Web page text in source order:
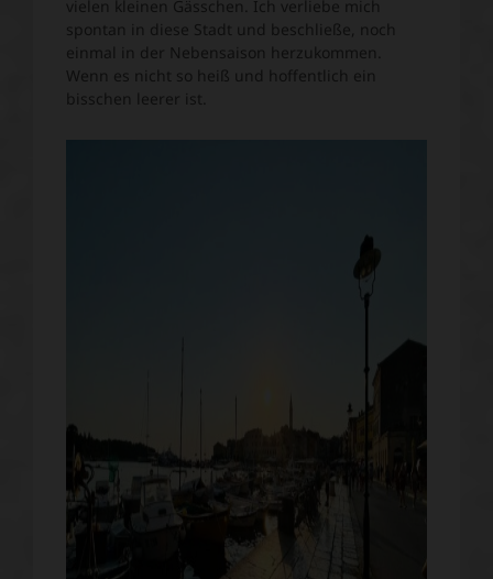
vielen kleinen Gässchen. Ich verliebe mich
spontan in diese Stadt und beschließe, noch
einmal in der Nebensaison herzukommen.
Wenn es nicht so heiß und hoffentlich ein
bisschen leerer ist.